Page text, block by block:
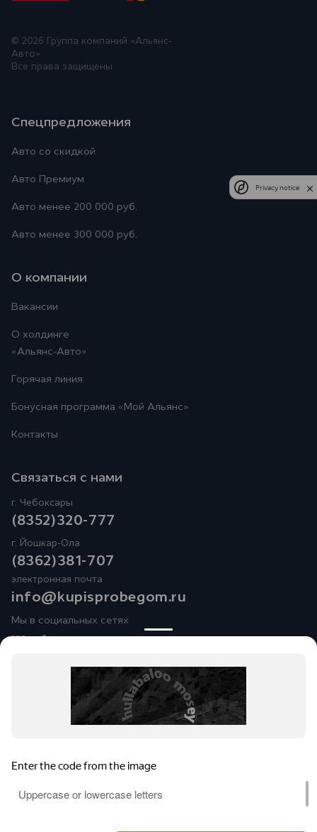
© 2026
Группа компаний «Альянс-
Авто»
Все права защищены.
Спецпредложения
Авто со скидкой
Авто Премиум
Авто менее 200 000 руб.
Авто менее 300 000 руб.
О компании
Вакансии
О холдинге
«Альянс-Авто»
Горячая линия
Бонусная программа «Мой Альянс»
Контакты
Связаться с нами
г. Чебоксары
(8352)320-777
г. Йошкар-Ола
(8362)381-707
электронная почта
info@kupisprobegom.ru
Мы в социальных сетях
Юридические лица ООО«Альянс-АвтоМаркет»
(Фактический адрес: Чувашская Республика, Чебоксарский
район, Синьяльское сельское поселение, д. Пихтулино, ул.
Кокшайский проезд, д. 55; Телефон:
Реализуемые товары доступны к получению на территории
Privacy notice